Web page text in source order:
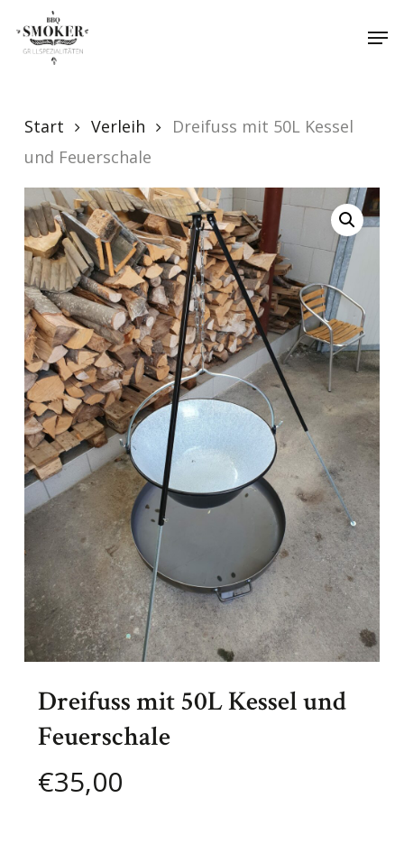
Start Verleih
Dreifuss mit 50L Kessel
und Feuerschale
Dreifuss mit 50L Kessel und
Feuerschale
€35,00